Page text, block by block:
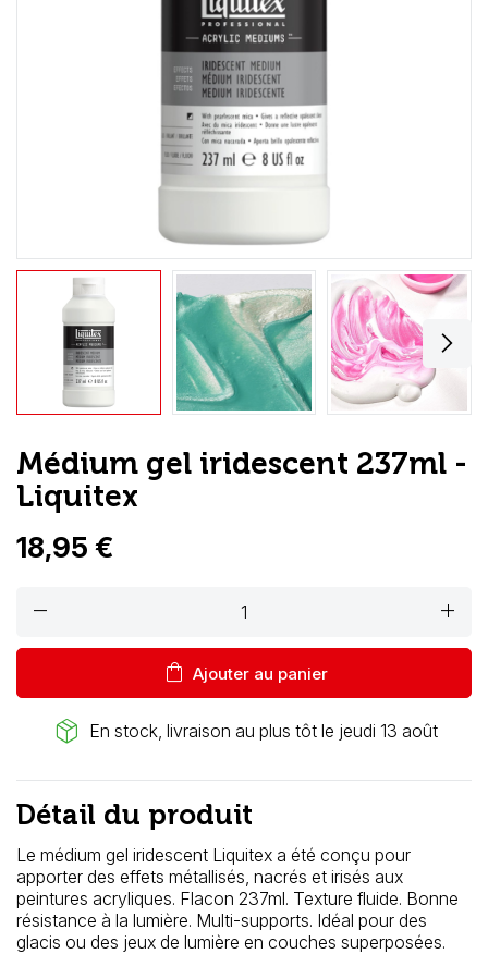
Médium gel iridescent 237ml -
Liquitex
18,95 €
remove add
shopping_bag Ajouter au panier
package_2 En stock, livraison au plus tôt le jeudi 13 août
Détail du produit
Le médium gel iridescent Liquitex a été conçu pour
apporter des effets métallisés, nacrés et irisés aux
peintures acryliques. Flacon 237ml. Texture fluide. Bonne
résistance à la lumière. Multi-supports. Idéal pour des
glacis ou des jeux de lumière en couches superposées.